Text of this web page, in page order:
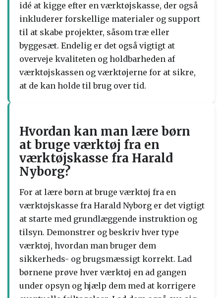
idé at kigge efter en værktøjskasse, der også
inkluderer forskellige materialer og support
til at skabe projekter, såsom træ eller
byggesæt. Endelig er det også vigtigt at
overveje kvaliteten og holdbarheden af
værktøjskassen og værktøjerne for at sikre,
at de kan holde til brug over tid.
Hvordan kan man lære børn
at bruge værktøj fra en
værktøjskasse fra Harald
Nyborg?
For at lære børn at bruge værktøj fra en
værktøjskasse fra Harald Nyborg er det vigtigt
at starte med grundlæggende instruktion og
tilsyn. Demonstrer og beskriv hver type
værktøj, hvordan man bruger dem
sikkerheds- og brugsmæssigt korrekt. Lad
børnene prøve hver værktøj en ad gangen
under opsyn og hjælp dem med at korrigere